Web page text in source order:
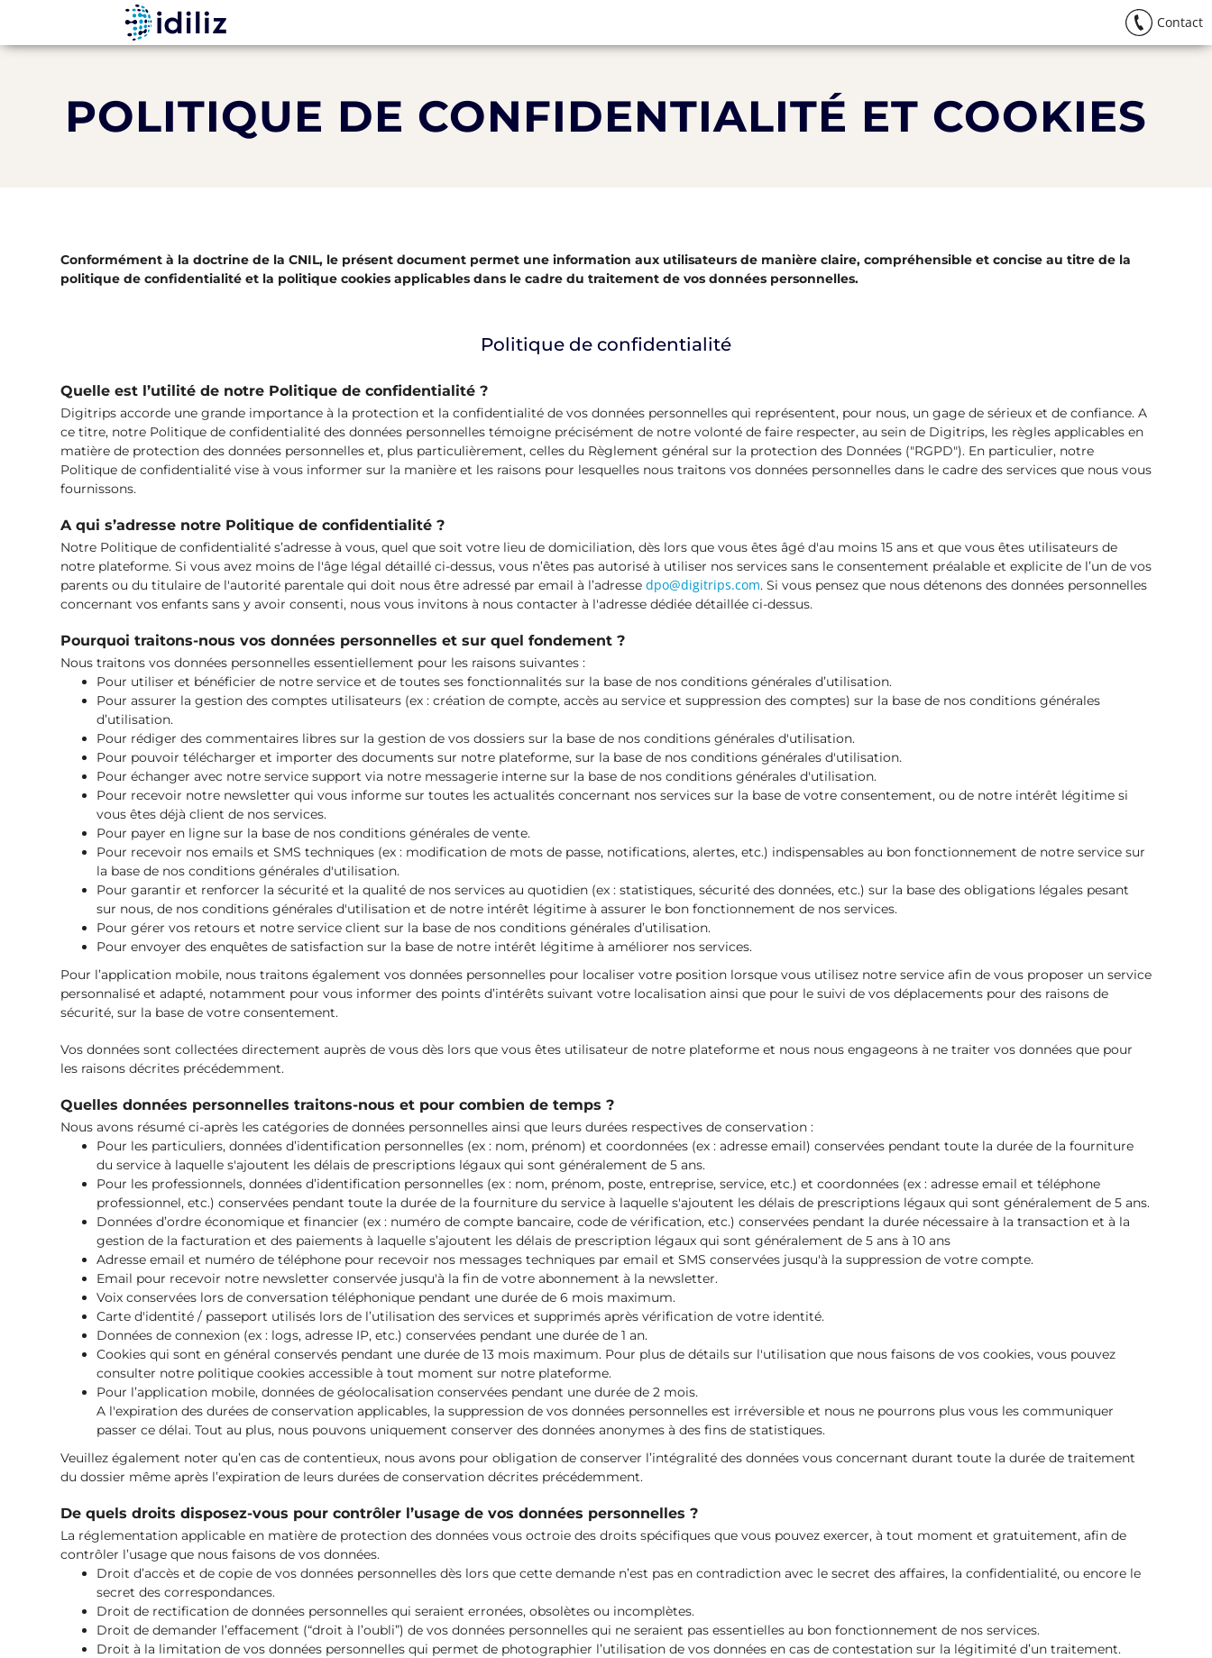
Contact
POLITIQUE DE CONFIDENTIALITÉ ET COOKIES
Conformément à la doctrine de la CNIL, le présent document permet une information aux utilisateurs de manière claire, compréhensible et concise au titre de la
politique de confidentialité et la politique cookies applicables dans le cadre du traitement de vos données personnelles.
Politique de confidentialité
Quelle est l’utilité de notre Politique de confidentialité ?
Digitrips accorde une grande importance à la protection et la confidentialité de vos données personnelles qui représentent, pour nous, un gage de sérieux et de confiance. A
ce titre, notre Politique de confidentialité des données personnelles témoigne précisément de notre volonté de faire respecter, au sein de Digitrips, les règles applicables en
matière de protection des données personnelles et, plus particulièrement, celles du Règlement général sur la protection des Données ("RGPD"). En particulier, notre
Politique de confidentialité vise à vous informer sur la manière et les raisons pour lesquelles nous traitons vos données personnelles dans le cadre des services que nous vous
fournissons.
A qui s’adresse notre Politique de confidentialité ?
Notre Politique de confidentialité s’adresse à vous, quel que soit votre lieu de domiciliation, dès lors que vous êtes âgé d'au moins 15 ans et que vous êtes utilisateurs de
notre plateforme. Si vous avez moins de l'âge légal détaillé ci-dessus, vous n’êtes pas autorisé à utiliser nos services sans le consentement préalable et explicite de l’un de vos
parents ou du titulaire de l'autorité parentale qui doit nous être adressé par email à l’adresse dpo@digitrips.com. Si vous pensez que nous détenons des données personnelles
concernant vos enfants sans y avoir consenti, nous vous invitons à nous contacter à l'adresse dédiée détaillée ci-dessus.
Pourquoi traitons-nous vos données personnelles et sur quel fondement ?
Nous traitons vos données personnelles essentiellement pour les raisons suivantes :
Pour utiliser et bénéficier de notre service et de toutes ses fonctionnalités sur la base de nos conditions générales d’utilisation.
Pour assurer la gestion des comptes utilisateurs (ex : création de compte, accès au service et suppression des comptes) sur la base de nos conditions générales
d’utilisation.
Pour rédiger des commentaires libres sur la gestion de vos dossiers sur la base de nos conditions générales d'utilisation.
Pour pouvoir télécharger et importer des documents sur notre plateforme, sur la base de nos conditions générales d'utilisation.
Pour échanger avec notre service support via notre messagerie interne sur la base de nos conditions générales d'utilisation.
Pour recevoir notre newsletter qui vous informe sur toutes les actualités concernant nos services sur la base de votre consentement, ou de notre intérêt légitime si
vous êtes déjà client de nos services.
Pour payer en ligne sur la base de nos conditions générales de vente.
Pour recevoir nos emails et SMS techniques (ex : modification de mots de passe, notifications, alertes, etc.) indispensables au bon fonctionnement de notre service sur
la base de nos conditions générales d'utilisation.
Pour garantir et renforcer la sécurité et la qualité de nos services au quotidien (ex : statistiques, sécurité des données, etc.) sur la base des obligations légales pesant
sur nous, de nos conditions générales d'utilisation et de notre intérêt légitime à assurer le bon fonctionnement de nos services.
Pour gérer vos retours et notre service client sur la base de nos conditions générales d’utilisation.
Pour envoyer des enquêtes de satisfaction sur la base de notre intérêt légitime à améliorer nos services.
Pour l’application mobile, nous traitons également vos données personnelles pour localiser votre position lorsque vous utilisez notre service afin de vous proposer un service
personnalisé et adapté, notamment pour vous informer des points d’intérêts suivant votre localisation ainsi que pour le suivi de vos déplacements pour des raisons de
sécurité, sur la base de votre consentement.
Vos données sont collectées directement auprès de vous dès lors que vous êtes utilisateur de notre plateforme et nous nous engageons à ne traiter vos données que pour
les raisons décrites précédemment.
Quelles données personnelles traitons-nous et pour combien de temps ?
Nous avons résumé ci-après les catégories de données personnelles ainsi que leurs durées respectives de conservation :
Pour les particuliers, données d’identification personnelles (ex : nom, prénom) et coordonnées (ex : adresse email) conservées pendant toute la durée de la fourniture
du service à laquelle s'ajoutent les délais de prescriptions légaux qui sont généralement de 5 ans.
Pour les professionnels, données d’identification personnelles (ex : nom, prénom, poste, entreprise, service, etc.) et coordonnées (ex : adresse email et téléphone
professionnel, etc.) conservées pendant toute la durée de la fourniture du service à laquelle s'ajoutent les délais de prescriptions légaux qui sont généralement de 5 ans.
Données d’ordre économique et financier (ex : numéro de compte bancaire, code de vérification, etc.) conservées pendant la durée nécessaire à la transaction et à la
gestion de la facturation et des paiements à laquelle s’ajoutent les délais de prescription légaux qui sont généralement de 5 ans à 10 ans
Adresse email et numéro de téléphone pour recevoir nos messages techniques par email et SMS conservées jusqu'à la suppression de votre compte.
Email pour recevoir notre newsletter conservée jusqu'à la fin de votre abonnement à la newsletter.
Voix conservées lors de conversation téléphonique pendant une durée de 6 mois maximum.
Carte d'identité / passeport utilisés lors de l’utilisation des services et supprimés après vérification de votre identité.
Données de connexion (ex : logs, adresse IP, etc.) conservées pendant une durée de 1 an.
Cookies qui sont en général conservés pendant une durée de 13 mois maximum. Pour plus de détails sur l'utilisation que nous faisons de vos cookies, vous pouvez
consulter notre politique cookies accessible à tout moment sur notre plateforme.
Pour l’application mobile, données de géolocalisation conservées pendant une durée de 2 mois.
A l'expiration des durées de conservation applicables, la suppression de vos données personnelles est irréversible et nous ne pourrons plus vous les communiquer
passer ce délai. Tout au plus, nous pouvons uniquement conserver des données anonymes à des fins de statistiques.
Veuillez également noter qu’en cas de contentieux, nous avons pour obligation de conserver l’intégralité des données vous concernant durant toute la durée de traitement
du dossier même après l’expiration de leurs durées de conservation décrites précédemment.
De quels droits disposez-vous pour contrôler l’usage de vos données personnelles ?
La réglementation applicable en matière de protection des données vous octroie des droits spécifiques que vous pouvez exercer, à tout moment et gratuitement, afin de
contrôler l’usage que nous faisons de vos données.
Droit d’accès et de copie de vos données personnelles dès lors que cette demande n’est pas en contradiction avec le secret des affaires, la confidentialité, ou encore le
secret des correspondances.
Droit de rectification de données personnelles qui seraient erronées, obsolètes ou incomplètes.
Droit de demander l’effacement (“droit à l’oubli”) de vos données personnelles qui ne seraient pas essentielles au bon fonctionnement de nos services.
Droit à la limitation de vos données personnelles qui permet de photographier l’utilisation de vos données en cas de contestation sur la légitimité d’un traitement.